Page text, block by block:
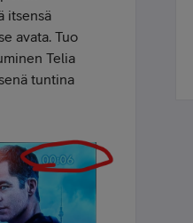
itsensä
avata. Tuo
Telia
tuntina